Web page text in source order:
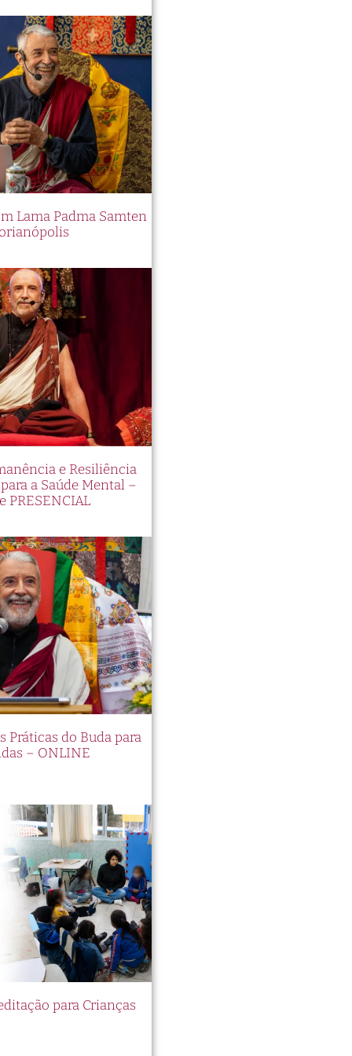
Lama Padma Samten
e Resiliência
a Saúde Mental –
PRESENCIAL
Práticas do Buda para
– ONLINE
para Crianças